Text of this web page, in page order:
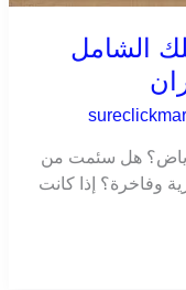
الشامل
هل سئمت من
وفاخرة؟ إذا كانت